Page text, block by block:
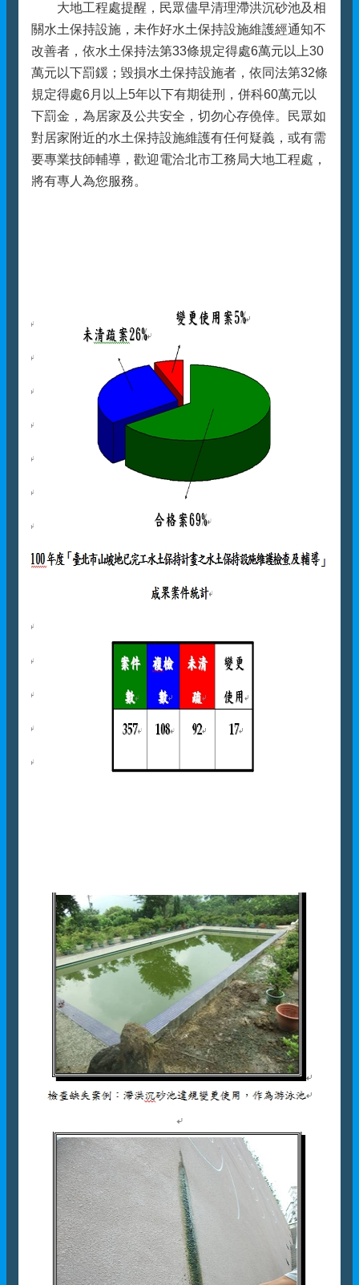
大地工程處提醒，民眾儘早清理滯洪沉砂池及相
關水土保持設施，未作好水土保持設施維護經通知不
改善者，依水土保持法第33條規定得處6萬元以上30
萬元以下罰鍰；毀損水土保持設施者，依同法第32條
規定得處6月以上5年以下有期徒刑，併科60萬元以
下罰金，為居家及公共安全，切勿心存僥倖。民眾如
對居家附近的水土保持設施維護有任何疑義，或有需
要專業技師輔導，歡迎電洽北市工務局大地工程處，
將有專人為您服務。